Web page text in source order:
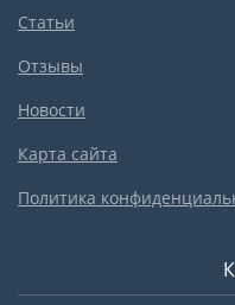
Статьи
Отзывы
Новости
Карта сайта
Политика